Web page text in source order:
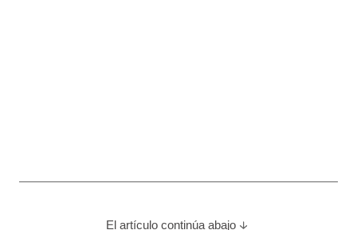
El artículo continúa abajo